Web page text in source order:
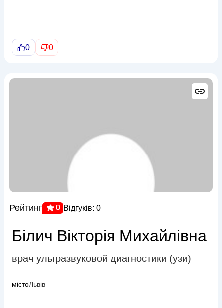
0 0
Рейтинг 0 Відгуків: 0
Білич Вікторія Михайлівна
врач ультразвуковой диагностики (узи)
містоЛьвів